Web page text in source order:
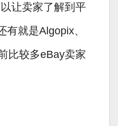
让卖家了解到平
就是Algopix、
比较多eBay卖家